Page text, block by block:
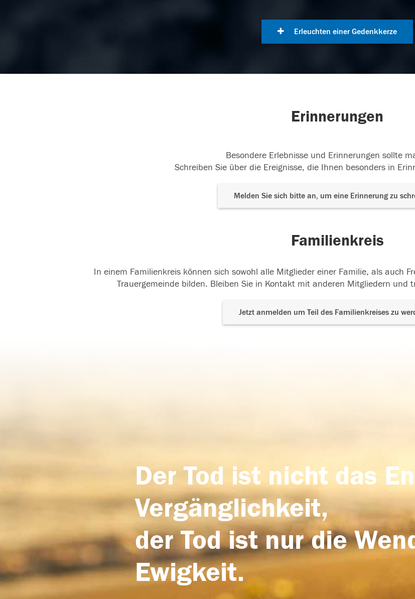
Erleuchten einer Gedenkkerze
Erinnerungen
Besondere Erlebnisse und Erinnerungen sollte
Schreiben Sie über die Ereignisse, die Ihnen besonders in
Melden Sie sich bitte an, um eine Erinnerung zu
Familienkreis
In einem Familienkreis können sich sowohl alle Mitglieder einer Familie, als auch
Trauergemeinde bilden. Bleiben Sie in Kontakt mit anderen Mitgliedern und
Jetzt anmelden um Teil des Familienkreises zu
Der Tod ist nicht das
Vergänglichkeit,
der Tod ist nur die
Ewigkeit.